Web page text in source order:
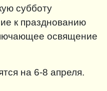
субботу
к празднованию
освящение
на 6-8 апреля.